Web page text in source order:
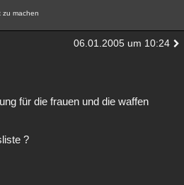
zu machen
06.01.2005 um 10:24
für die frauen und die waffen
?